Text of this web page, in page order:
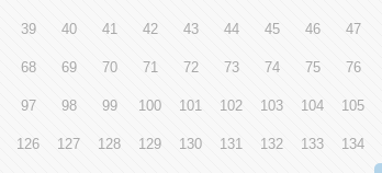
39 40 41 42 43 44 45 46 47
68 69 70 71 72 73 74 75 76
97 98 99 100 101 102 103 104 105
126 127 128 129 130 131 132 133 134